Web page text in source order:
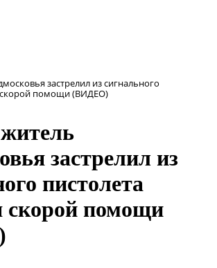
застрелил из сигнального
скорой помощи (ВИДЕО)
застрелил из
пистолета
скорой помощи